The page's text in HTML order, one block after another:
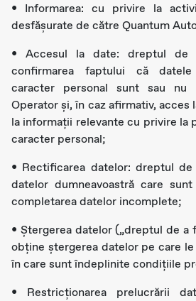
• Informarea: cu privire la
desfășurate de către Quantum
• Accesul la date: dreptul de
confirmarea faptului că datele
caracter personal sunt sau nu
Operator și, în caz afirmativ, acces
la informații relevante cu privire la
caracter personal;
• Rectificarea datelor: dreptul
datelor dumneavoastră care
completarea datelor incomplete;
• Ştergerea datelor („dreptul de
obţine ştergerea datelor pe care
în care sunt îndeplinite condițiile
• Restricţionarea prelucrării